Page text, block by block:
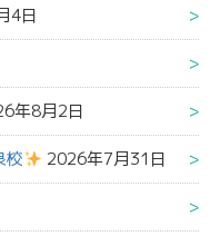
4日
年8月2日
校 2026年7月31日